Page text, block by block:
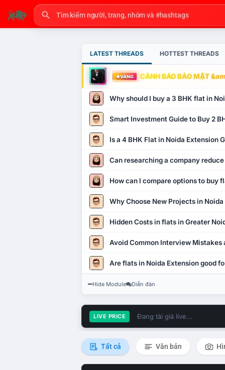
LATEST THREADS HOTTEST THREADS
VÀNG CẢNH BÁO BẢO MẬT
Why should I buy a 3 BHK flat in
Smart Investment Guide to Buy 2
Is a 4 BHK Flat in Noida Extension
Can researching a company
How can I compare options to buy
Why Choose New Projects in
Hidden Costs in flats in Greater
Avoid Common Interview Mistakes
Are flats in Noida Extension good
Hide Module Diễn đàn
LIVE PRICE Đang tải giá live...
Tất cả Văn bản